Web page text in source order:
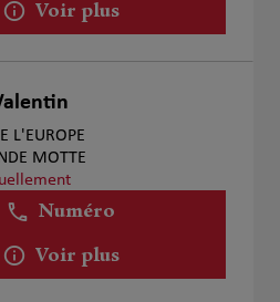
Voir plus
L'EUROPE
MOTTE
Numéro
Voir plus